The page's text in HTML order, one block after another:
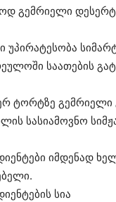
გემრიელი
უპირატესობა
საათების
ტორტზე
სასიამოვნო
იმდენად
სია